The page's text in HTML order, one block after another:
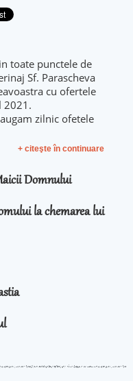
toate punctele de
Sf. Parascheva
cu ofertele
2021.
zilnic ofetele
+ citeşte în continuare
Domnului
la chemarea lui